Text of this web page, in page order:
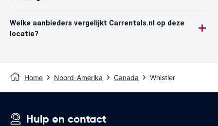
Welke aanbieders vergelijkt Carrentals.nl op deze
locatie?
Home Noord-Amerika Canada Whistler
Hulp en contact